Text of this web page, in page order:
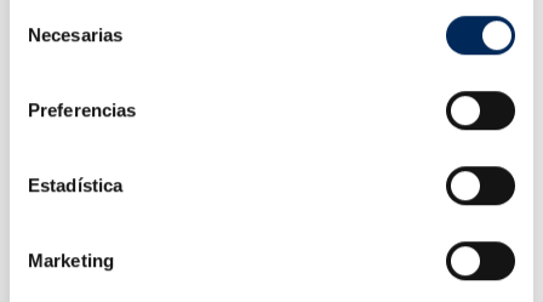
Necesarias
Preferencias
Estadística
Marketing